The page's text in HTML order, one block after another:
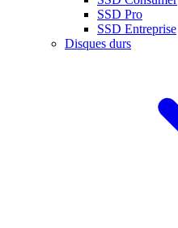
SSD Pro
SSD Entreprise
Disques durs